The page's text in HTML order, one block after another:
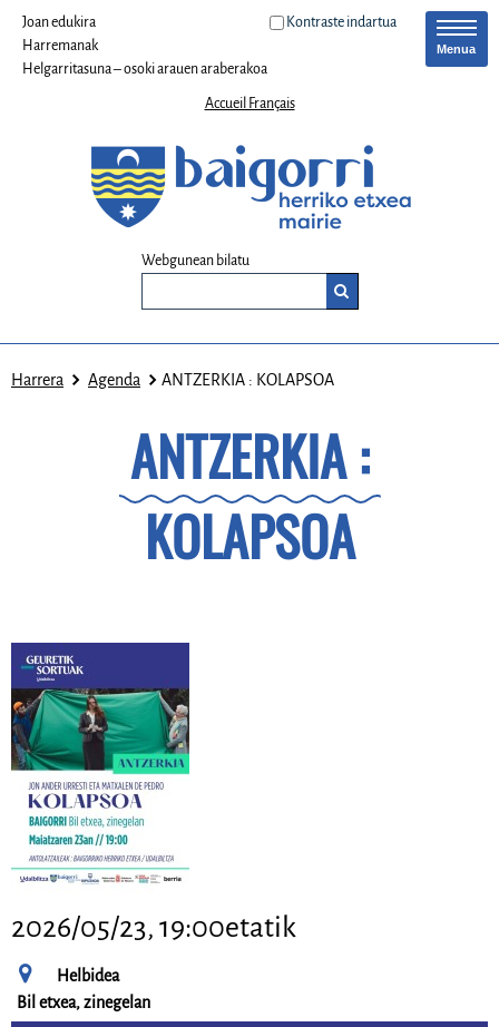
Joan edukira
Harremanak
Helgarritasuna – osoki arauen araberakoa
Kontraste indartua
Accueil Français
Webgunean bilatu
Menua
Harrera Agenda ANTZERKIA : KOLAPSOA
ANTZERKIA :
KOLAPSOA
2026/05/23, 19:00etatik
Helbidea
Bil etxea, zinegelan